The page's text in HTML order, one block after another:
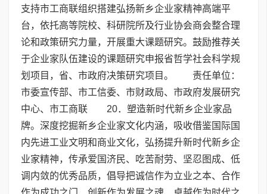
支持市工商联组织搭建弘扬新乡企业家精神高端平
台，依托高等院校、科研院所及行业协会商会整合理
论和政策研究力量，开展重大课题研究。鼓励推荐关
于企业家队伍建设的课题研究申报省哲学社会科学规
划项目，省、市政府决策研究项目。 责任单位：
市委宣传部、市工信委、市财政局、市政府发展研究
中心、市工商联 20．塑造新时代新乡企业家品
牌。深度挖掘新乡企业家文化内涵，吸收借鉴国际国
内先进工业文明和商业文化，弘扬提升新时代新乡企
业家精神，传承爱国济民、吃苦耐劳、坚忍图成、低
调内敛的优秀品质，倡导把诚信作为立业之本、合作